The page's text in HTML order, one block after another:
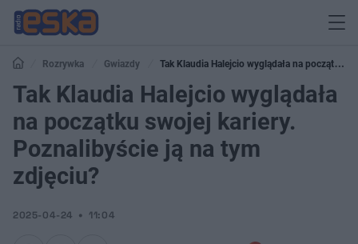
Rozrywka Gwiazdy
Tak Klaudia Halejcio wyglądała na początku
swojej kariery. Poznalibyście ją na tym zdjęciu?
Tak Klaudia Halejcio wyglądała
na początku swojej kariery.
Poznalibyście ją na tym
zdjęciu?
2025-04-24 11:04